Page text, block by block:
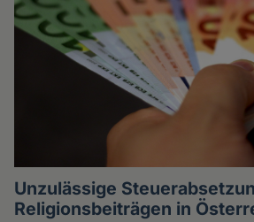
Unzulässige
Religionsbeiträgen in